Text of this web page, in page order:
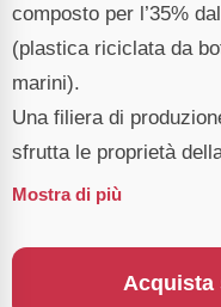
composto per l’35%
(plastica riciclata da
marini).
Una filiera di
sfrutta le proprietà
Mostra di più
Acquista